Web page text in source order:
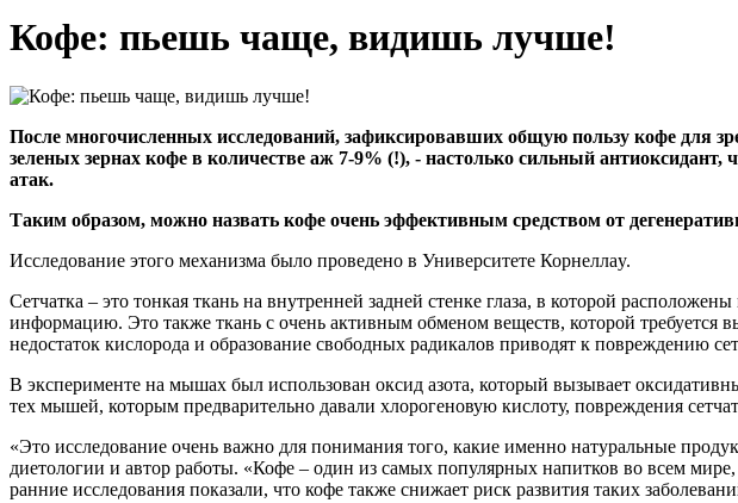
Кофе: пьешь чаще, видишь лучше!
После многочисленных исследований, зафиксировавших общую пользу кофе для
зеленых зернах кофе в количестве аж 7-9% (!), - настолько сильный
атак.
Таким образом, можно назвать кофе очень эффективным средством от
Исследование этого механизма было проведено в Университете Корнеллаy.
Сетчатка – это тонкая ткань на внутренней задней стенке глаза, в которой
информацию. Это также ткань с очень активным обменом веществ, которой требуется
недостаток кислорода и образование свободных радикалов приводят к повреждению
В эксперименте на мышах был использован оксид азота, который вызывает
тех мышей, которым предварительно давали хлорогеновую кислоту, повреждения
«Это исследование очень важно для понимания того, какие именно натуральные
диетологии и автор работы. «Кофе – один из самых популярных напитков во всем
ранние исследования показали, что кофе также снижает риск развития таких